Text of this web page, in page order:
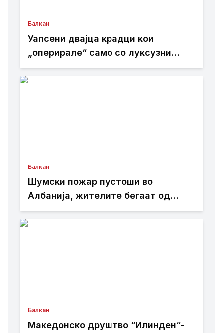
Балкан
Уапсени двајца крадци кои
„оперирале“ само со луксузни
автомобили
Балкан
Шумски пожар пустоши во
Албанија, жителите бегаат од
домовите
Балкан
Македонско друштво “Илинден“-